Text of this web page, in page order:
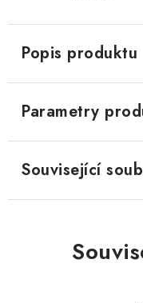
Popis produktu
Parametry
Související